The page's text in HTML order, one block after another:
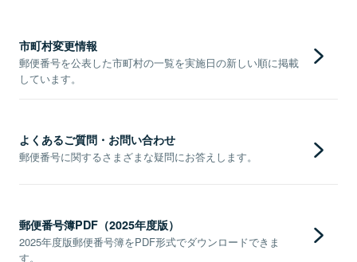
市町村変更情報
郵便番号を公表した市町村の一覧を実施日の新しい順に掲載
しています。
よくあるご質問・お問い合わせ
郵便番号に関するさまざまな疑問にお答えします。
郵便番号簿PDF（2025年度版）
2025年度版郵便番号簿をPDF形式でダウンロードできま
す。